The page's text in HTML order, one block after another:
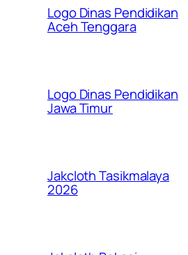
Logo Dinas Pendidikan
Aceh Tenggara
Logo Dinas Pendidikan
Jawa Timur
Jakcloth Tasikmalaya
2026